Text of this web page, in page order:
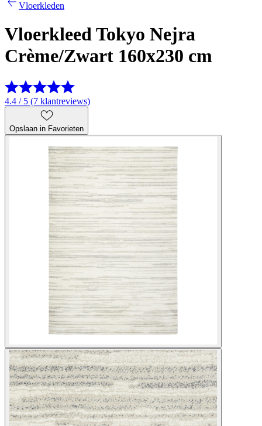
Vloerkleden
Vloerkleed Tokyo Nejra
Crème/Zwart 160x230 cm
4.4 / 5 (7 klantreviews)
Opslaan in Favorieten